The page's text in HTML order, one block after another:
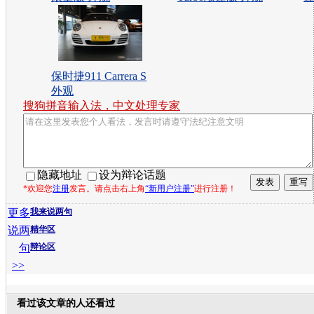
保时捷911 Carrera S
外观
搜狗拼音输入法，中文处理专家
隐藏地址 设为辩论话题
*欢迎您注册发言。请点击右上角“新用户注册”进行注册！
我来说两句
精华区
辩论区
更多
说两
句
>>
看过该文章的人还看过